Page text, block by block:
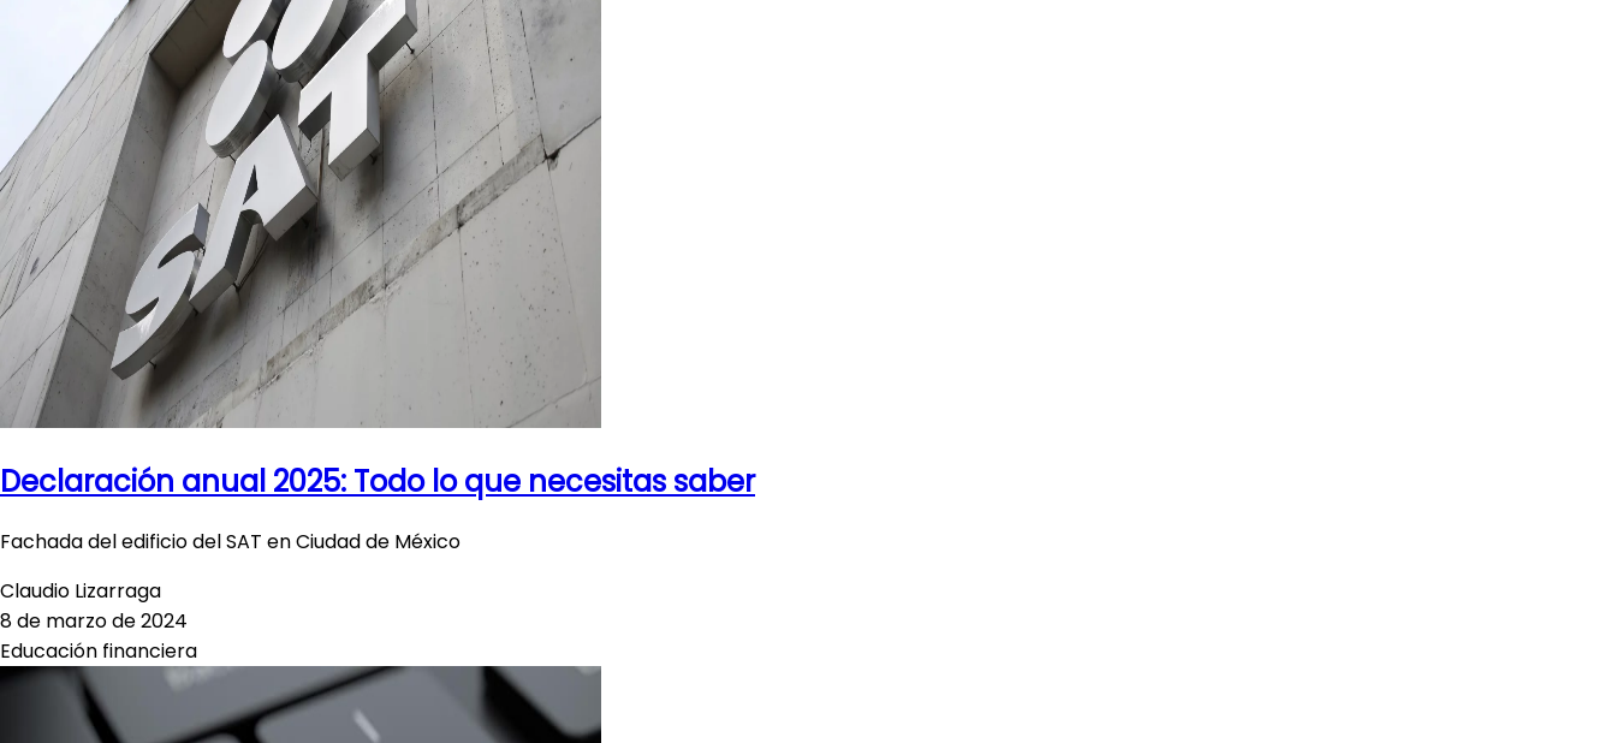
Declaración anual 2025: Todo lo que necesitas saber
Fachada del edificio del SAT en Ciudad de México
Claudio Lizarraga
8 de marzo de 2024
Educación financiera